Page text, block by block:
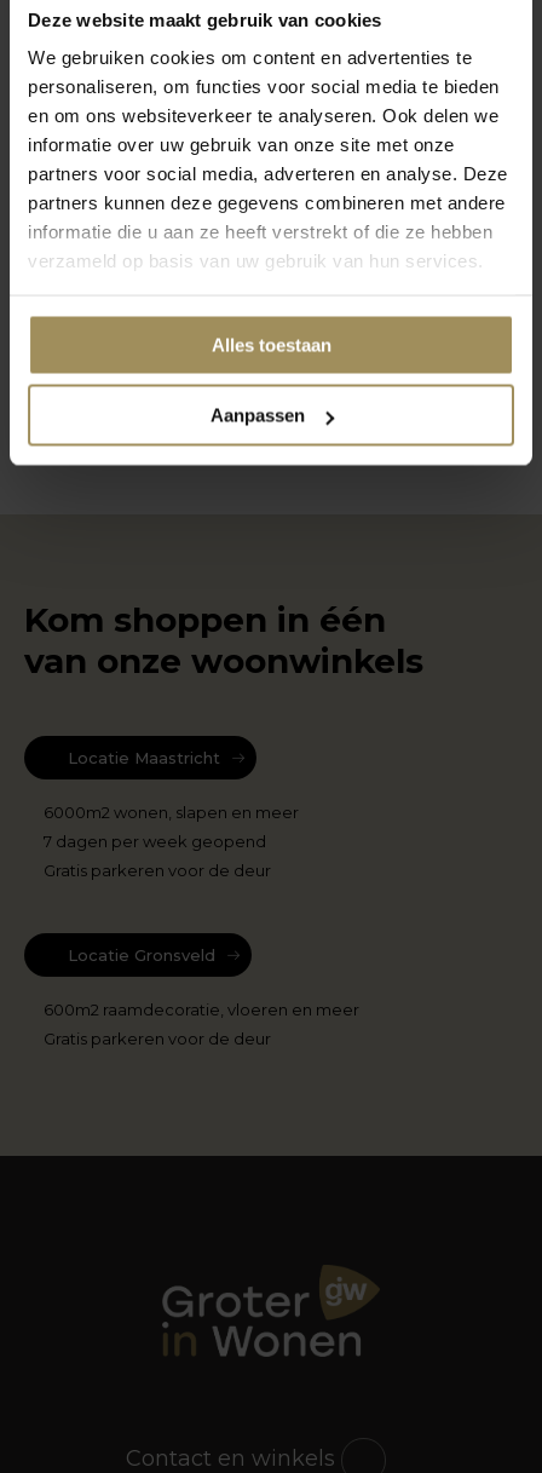
Deze website maakt gebruik van cookies
We gebruiken cookies om content en advertenties te
personaliseren, om functies voor social media te bieden
en om ons websiteverkeer te analyseren. Ook delen we
informatie over uw gebruik van onze site met onze
partners voor social media, adverteren en analyse. Deze
partners kunnen deze gegevens combineren met andere
informatie die u aan ze heeft verstrekt of die ze hebben
verzameld op basis van uw gebruik van hun services.
Alles toestaan
Aanpassen
Op zoek naar meer inspiratie?
Salontafels Opbergkasten
1 2 3 4
Kom shoppen in één
van onze woonwinkels
Locatie Maastricht
6000m2 wonen, slapen en meer
7 dagen per week geopend
Gratis parkeren voor de deur
Locatie Gronsveld
600m2 raamdecoratie, vloeren en meer
Gratis parkeren voor de deur
Contact en winkels